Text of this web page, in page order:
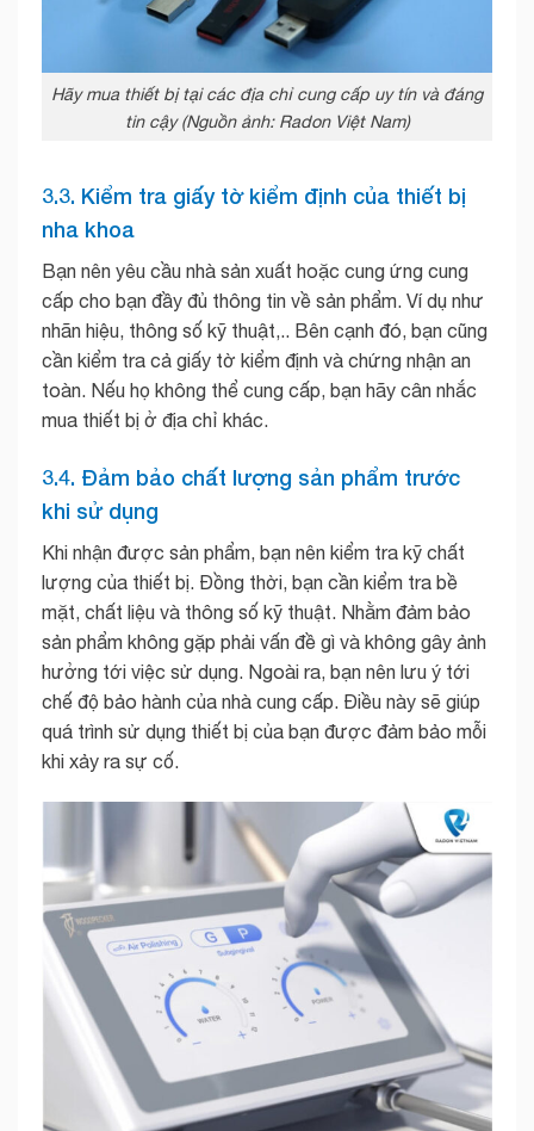
Hãy mua thiết bị tại các địa chỉ cung cấp uy tín và đáng
tin cậy (Nguồn ảnh: Radon Việt Nam)
3.3. Kiểm tra giấy tờ kiểm định của thiết bị
nha khoa
Bạn nên yêu cầu nhà sản xuất hoặc cung ứng cung
cấp cho bạn đầy đủ thông tin về sản phẩm. Ví dụ như
nhãn hiệu, thông số kỹ thuật,.. Bên cạnh đó, bạn cũng
cần kiểm tra cả giấy tờ kiểm định và chứng nhận an
toàn. Nếu họ không thể cung cấp, bạn hãy cân nhắc
mua thiết bị ở địa chỉ khác.
3.4. Đảm bảo chất lượng sản phẩm trước
khi sử dụng
Khi nhận được sản phẩm, bạn nên kiểm tra kỹ chất
lượng của thiết bị. Đồng thời, bạn cần kiểm tra bề
mặt, chất liệu và thông số kỹ thuật. Nhằm đảm bảo
sản phẩm không gặp phải vấn đề gì và không gây ảnh
hưởng tới việc sử dụng. Ngoài ra, bạn nên lưu ý tới
chế độ bảo hành của nhà cung cấp. Điều này sẽ giúp
quá trình sử dụng thiết bị của bạn được đảm bảo mỗi
khi xảy ra sự cố.